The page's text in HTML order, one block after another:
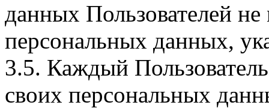
данных Пользователей
персональных данных,
3.5. Каждый
своих персональных